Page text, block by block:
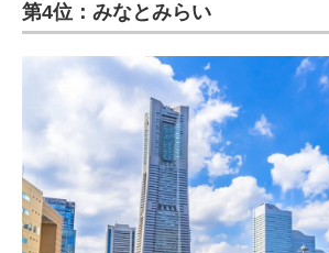
第4位：みなとみらい